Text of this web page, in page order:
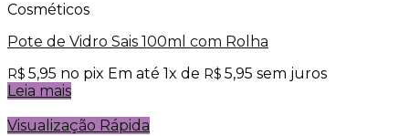
Cosméticos
Pote de Vidro Sais 100ml com Rolha
R$ 5,95 no pix Em até 1x de R$ 5,95 sem juros
Leia mais
Visualização Rápida